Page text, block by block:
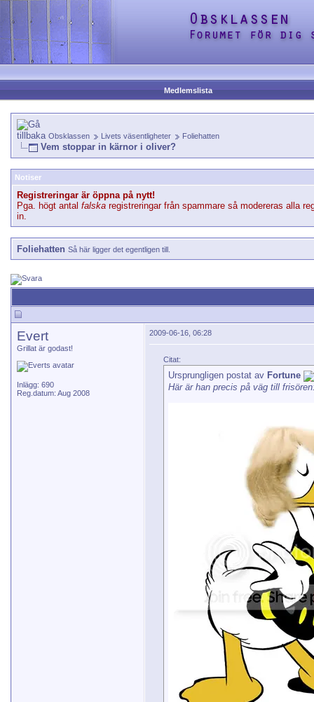
Medlemslista
Obsklassen Livets väsentligheter Foliehatten
Vem stoppar in kärnor i oliver?
Notiser
Registreringar är öppna på nytt!
Pga. högt antal falska registreringar från spammare så modereras alla
in.
Foliehatten Så här ligger det egentligen till.
Evert
Grillat är godast!
Inlägg: 690
Reg.datum: Aug 2008
2009-06-16, 06:28
Citat:
Ursprungligen postat av Fortune
Här är han precis på väg till